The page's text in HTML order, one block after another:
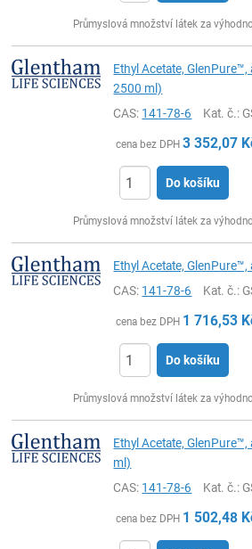
Průmyslová množství látek za
Ethyl Acetate,
2500 ml)
CAS: 141-78-6 Kat. č.:
cena bez DPH 3 352,07
Do košíku
Průmyslová množství látek za
Ethyl Acetate,
CAS: 141-78-6 Kat. č.:
cena bez DPH 1 716,53
Do košíku
Průmyslová množství látek za
Ethyl Acetate,
ml)
CAS: 141-78-6 Kat. č.:
cena bez DPH 1 502,48